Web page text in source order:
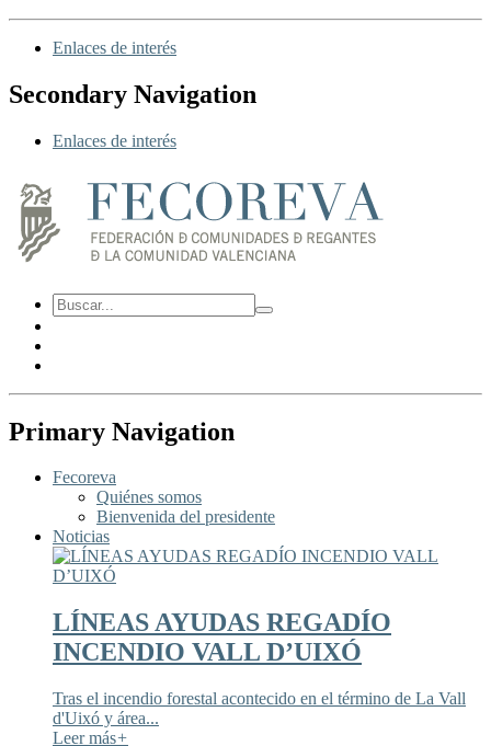
Enlaces de interés
Secondary Navigation
Enlaces de interés
Primary Navigation
Fecoreva
Quiénes somos
Bienvenida del presidente
Noticias
LÍNEAS AYUDAS REGADÍO
INCENDIO VALL D’UIXÓ
Tras el incendio forestal acontecido en el término de La Vall
d'Uixó y área...
Leer más+